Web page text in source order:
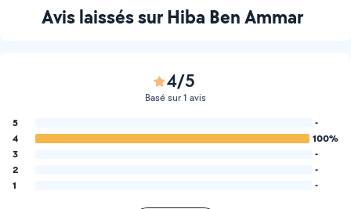
Avis laissés sur Hiba Ben Ammar
4/5
Basé sur 1 avis
5
-
4
100%
3
-
2
-
1
-